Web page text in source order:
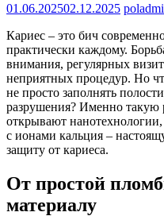
01.06.202502.12.2025
Кариес – это бич
практически каждому.
внимания, регулярных
неприятных процедур. Но
не просто заполнять
разрушения? Именно
открывают
с ионами кальция –
защиту от кариеса.
От простой
материалу